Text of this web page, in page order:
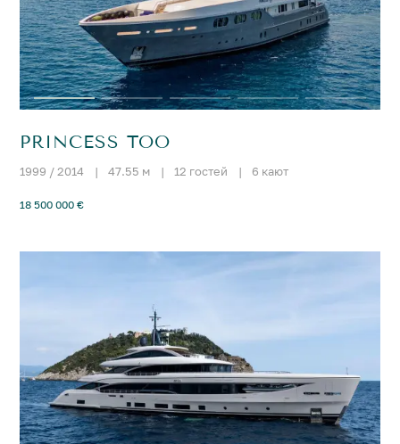
PRINCESS TOO
1999 / 2014 | 47.55 м | 12 гостей | 6 кают
18 500 000 €